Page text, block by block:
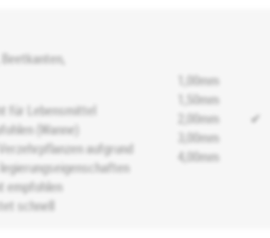
für Lebensmittel
(Wanne)
aufgrund
empfohlen
schnell
1,00mm
1,50mm
2,00mm
3,00mm
4,00mm
✔